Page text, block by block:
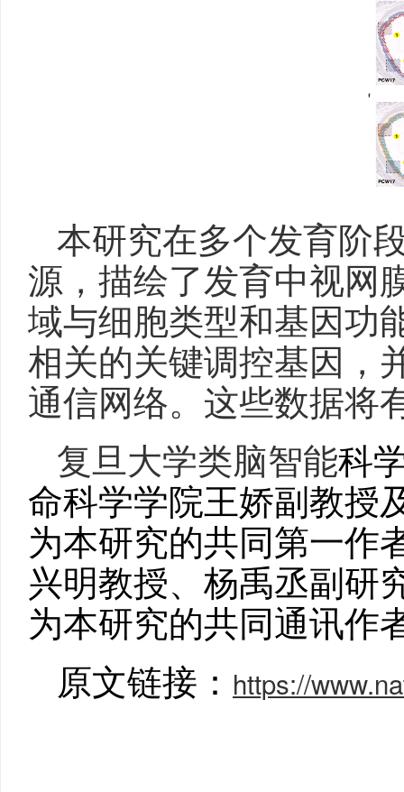
本研究在多个发育阶
源，描绘了发育中视网
域与细胞类型和基因功
相关的关键调控基因，
通信网络。这些数据将
复旦大学类脑智能科
命科学学院王娇副教授
为本研究的共同第一作
兴明教授、杨禹丞副研
为本研究的共同通讯作
原文链接： https://